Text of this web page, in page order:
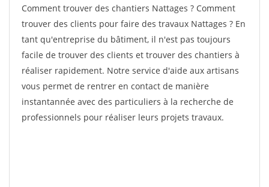
Comment trouver des chantiers Nattages ? Comment
trouver des clients pour faire des travaux Nattages ? En
tant qu'entreprise du bâtiment, il n'est pas toujours
facile de trouver des clients et trouver des chantiers à
réaliser rapidement. Notre service d'aide aux artisans
vous permet de rentrer en contact de manière
instantannée avec des particuliers à la recherche de
professionnels pour réaliser leurs projets travaux.